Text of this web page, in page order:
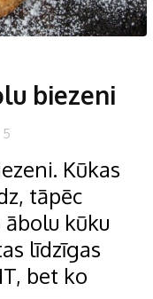
biezeni
Kūkas
tāpēc
kūku
līdzīgas
bet ko